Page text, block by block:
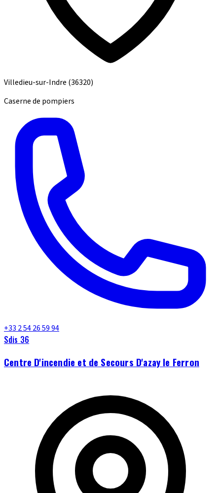
Villedieu-sur-Indre (36320)
Caserne de pompiers
+33 2 54 26 59 94
Sdis 36
Centre D'incendie et de Secours D'azay le Ferron